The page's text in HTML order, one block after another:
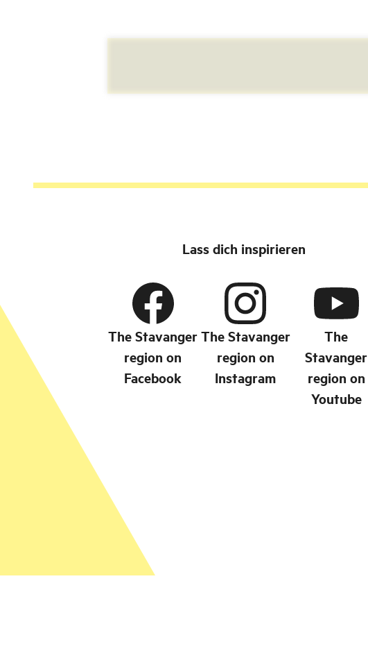
Lass dich inspirieren
The Stavanger
region on
Facebook
The Stavanger
region on
Instagram
The
Stavanger
region on
Youtube